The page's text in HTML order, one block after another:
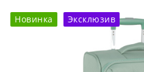
Новинка Эксклюзив